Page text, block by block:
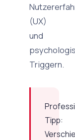
(UX)
und
Triggern.
Tipp: